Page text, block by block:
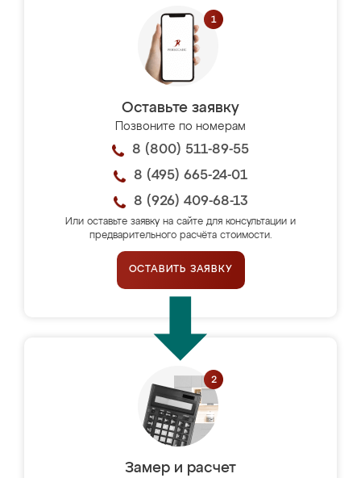
Оставьте заявку
Позвоните по номерам
8 (800) 511-89-55
8 (495) 665-24-01
8 (926) 409-68-13
Или оставьте заявку на сайте для консультации и
предварительного расчёта стоимости.
ОСТАВИТЬ ЗАЯВКУ
Замер и расчет